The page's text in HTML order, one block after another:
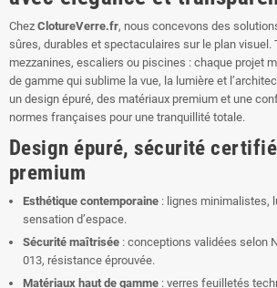
Chez ClotureVerre.fr, nous concevons des
sûres, durables et spectaculaires sur le plan visuel.
mezzanines, escaliers ou piscines : chaque projet
de gamme qui sublime la vue, la lumière et
un design épuré, des matériaux premium et une
normes françaises pour une tranquillité totale.
Design épuré, sécurité
premium
Esthétique contemporaine : lignes minimalistes,
sensation d’espace.
Sécurité maîtrisée : conceptions validées selon
013, résistance éprouvée.
Matériaux haut de gamme : verres feuilletés